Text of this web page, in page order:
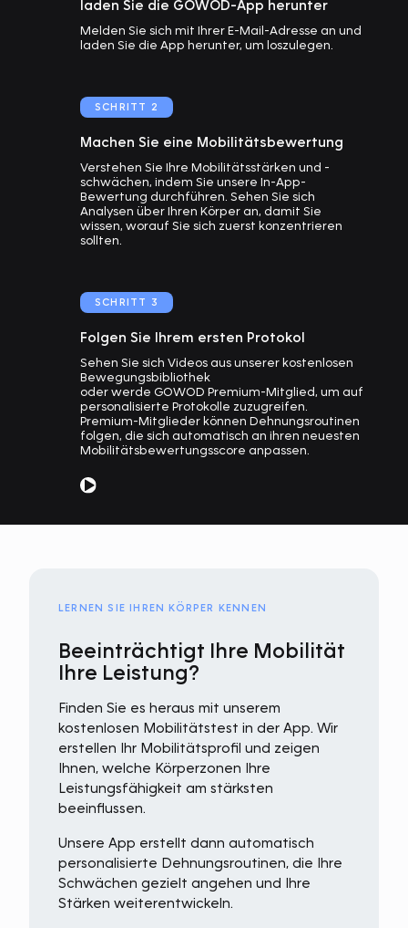
laden Sie die GOWOD-App herunter
Melden Sie sich mit Ihrer E-Mail-Adresse an und
laden Sie die App herunter, um loszulegen.
SCHRITT 2
Machen Sie eine Mobilitätsbewertung
Verstehen Sie Ihre Mobilitätsstärken und -
schwächen, indem Sie unsere In-App-
Bewertung durchführen. Sehen Sie sich
Analysen über Ihren Körper an, damit Sie
wissen, worauf Sie sich zuerst konzentrieren
sollten.
SCHRITT 3
Folgen Sie Ihrem ersten Protokol
Sehen Sie sich Videos aus unserer kostenlosen
Bewegungsbibliothek
oder werde GOWOD Premium-Mitglied, um auf
personalisierte Protokolle zuzugreifen.
Premium-Mitglieder können Dehnungsroutinen
folgen, die sich automatisch an ihren neuesten
Mobilitätsbewertungsscore anpassen.
LERNEN SIE IHREN KÖRPER KENNEN
Beeinträchtigt Ihre Mobilität
Ihre Leistung?
Finden Sie es heraus mit unserem
kostenlosen Mobilitätstest in der App. Wir
erstellen Ihr Mobilitätsprofil und zeigen
Ihnen, welche Körperzonen Ihre
Leistungsfähigkeit am stärksten
beeinflussen.
Unsere App erstellt dann automatisch
personalisierte Dehnungsroutinen, die Ihre
Schwächen gezielt angehen und Ihre
Stärken weiterentwickeln.